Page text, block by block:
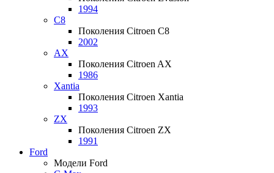
1994
C8
Поколения Citroen C8
2002
AX
Поколения Citroen AX
1986
Xantia
Поколения Citroen Xantia
1993
ZX
Поколения Citroen ZX
1991
Ford
Модели Ford